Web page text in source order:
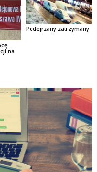
na
Podejrzany zatrzymany